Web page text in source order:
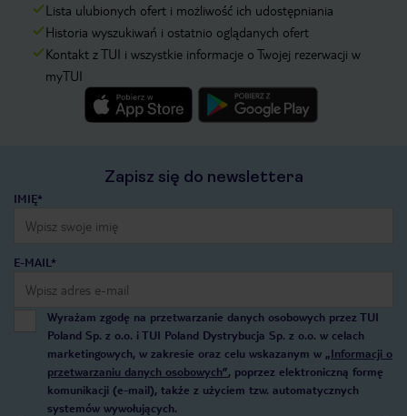
Lista ulubionych ofert i możliwość ich udostępniania
Historia wyszukiwań i ostatnio oglądanych ofert
Kontakt z TUI i wszystkie informacje o Twojej rezerwacji w
myTUI
Zapisz się do newslettera
IMIĘ*
E-MAIL*
Wyrażam zgodę na przetwarzanie danych osobowych przez TUI
Poland Sp. z o.o. i TUI Poland Dystrybucja Sp. z o.o. w celach
marketingowych, w zakresie oraz celu wskazanym w „Informacji o
przetwarzaniu danych osobowych”, poprzez elektroniczną formę
komunikacji (e-mail), także z użyciem tzw. automatycznych
systemów wywołujących.